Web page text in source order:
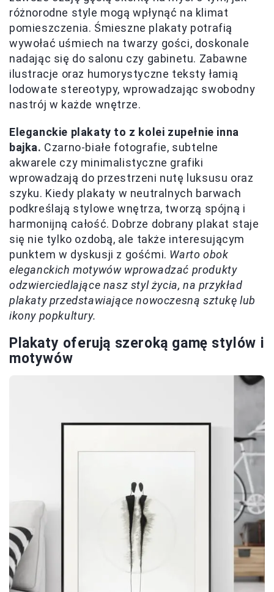
różnorodne style mogą wpłynąć na klimat
pomieszczenia. Śmieszne plakaty potrafią
wywołać uśmiech na twarzy gości, doskonale
nadając się do salonu czy gabinetu. Zabawne
ilustracje oraz humorystyczne teksty łamią
lodowate stereotypy, wprowadzając swobodny
nastrój w każde wnętrze.
Eleganckie plakaty to z kolei zupełnie inna
bajka. Czarno-białe fotografie, subtelne
akwarele czy minimalistyczne grafiki
wprowadzają do przestrzeni nutę luksusu oraz
szyku. Kiedy plakaty w neutralnych barwach
podkreślają stylowe wnętrza, tworzą spójną i
harmonijną całość. Dobrze dobrany plakat staje
się nie tylko ozdobą, ale także interesującym
punktem w dyskusji z gośćmi. Warto obok
eleganckich motywów wprowadzać produkty
odzwierciedlające nasz styl życia, na przykład
plakaty przedstawiające nowoczesną sztukę lub
ikony popkultury.
Plakaty oferują szeroką gamę stylów i
motywów